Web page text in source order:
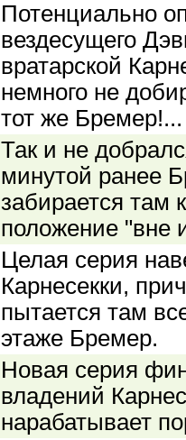
Потенциально
вездесущего
вратарской
немного не
тот же Бремер!...
Так и не
минутой ранее
забирается там
положение "вне
Целая серия
Карнесекки,
пытается там
этаже Бремер.
Новая серия
владений
нарабатывает